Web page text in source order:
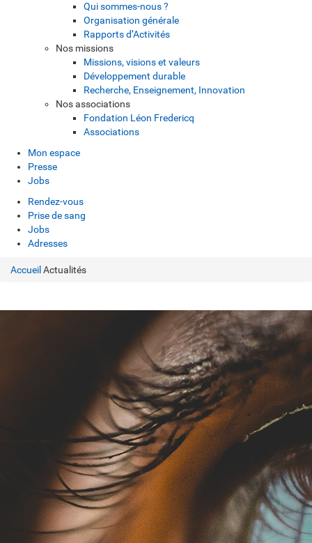
Qui sommes-nous ?
Organisation générale
Rapports d’Activités
Nos missions
Missions, visions et valeurs
Développement durable
Recherche, Enseignement, Innovation
Nos associations
Fondation Léon Fredericq
Associations
Mon espace
Presse
Jobs
Rendez-vous
Prise de sang
Jobs
Adresses
Accueil Actualités